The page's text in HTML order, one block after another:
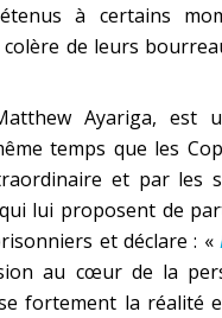
à certains
de leurs
Ayariga, est
temps que les
et par les
lui proposent de
et déclare : «
au cœur de la
fortement la réalité